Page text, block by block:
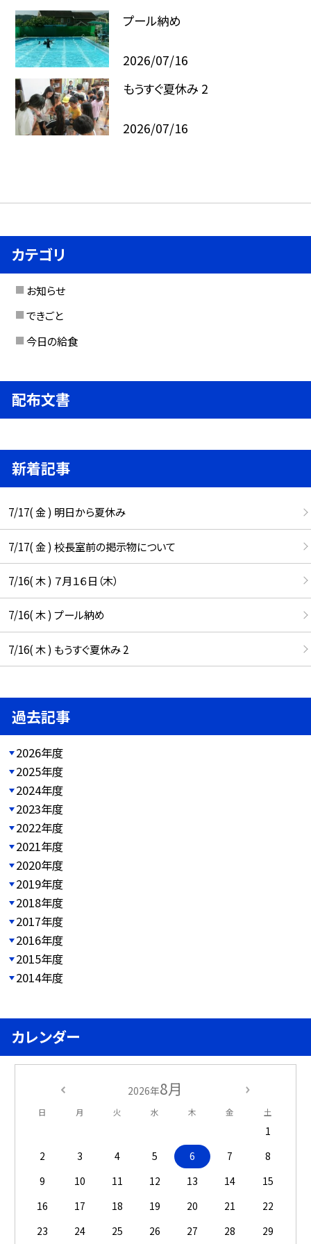
プール納め
2026/07/16
もうすぐ夏休み 2
2026/07/16
カテゴリ
お知らせ
できごと
今日の給食
配布文書
新着記事
7/17( 金 ) 明日から夏休み
7/17( 金 ) 校長室前の掲示物について
7/16( 木 ) ７月１６日（木）
7/16( 木 ) プール納め
7/16( 木 ) もうすぐ夏休み 2
過去記事
2026年度
2025年度
2024年度
2023年度
2022年度
2021年度
2020年度
2019年度
2018年度
2017年度
2016年度
2015年度
2014年度
カレンダー
2026年8月
日 月 火 水 木 金 土
1
2
3 4 5 6 7
8
9
10 11 12 13 14
15
16
17 18 19 20 21
22
23
24 25 26 27 28 29